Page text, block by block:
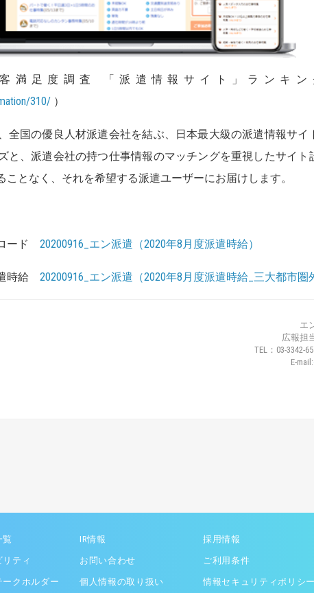
満足度調査 「派遣情報サイト」ランキン
310/ ）
全国の優良人材派遣会社を結ぶ、日本最大級の派遣情報サイ
と、派遣会社の持つ仕事情報のマッチングを重視したサイト
ことなく、それを希望する派遣ユーザーにお届けします。
ード 20200916_エン派遣（2020年8月度派遣時給）
時給 20200916_エン派遣（2020年8月度派遣時給_三大都市圏
エ
広報担
TEL：03-3342-
E-mail:
覧 IR情報 採用情報
ティ お問い合わせ ご利用条件
ークホルダー
個人情報の取り扱い 情報セキュリティポリシー